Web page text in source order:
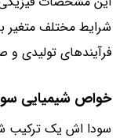
شرایط مختلف متغیر
فرآیندهای تولیدی و
خواص شیمیایی